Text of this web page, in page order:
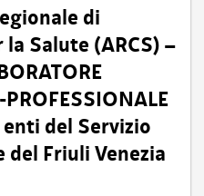
di
Salute (ARCS) –
del Servizio
Friuli Venezia